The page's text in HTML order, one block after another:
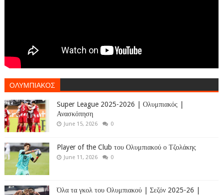
ΟΛΥΜΠΙΑΚΟΣ
Super League 2025-2026 | Ολυμπιακός |
Ανασκόπηση
June 15, 2026 0
Player of the Club του Ολυμπιακού ο Τζολάκης
June 11, 2026 0
Όλα τα γκολ του Ολυμπιακού | Σεζόν 2025-26 |